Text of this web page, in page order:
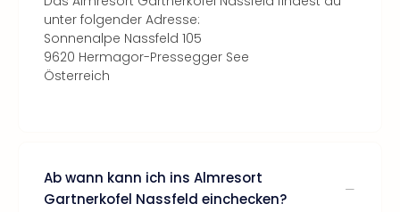
unter folgender Adresse:
Sonnenalpe Nassfeld 105
9620 Hermagor-Pressegger See
Österreich
Ab wann kann ich ins Almresort
Gartnerkofel Nassfeld einchecken?